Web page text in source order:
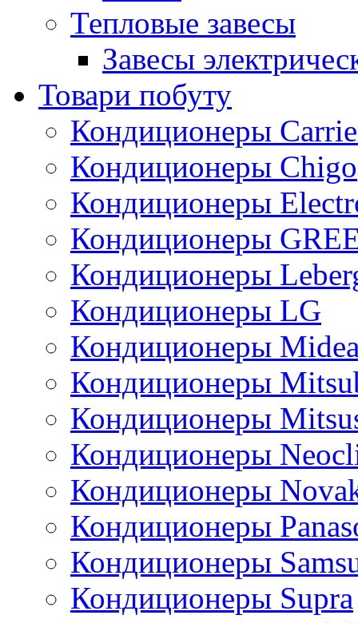
Тепловые завесы
Завесы
Товари побуту
Кондиционеры
Кондиционеры Chigo
Кондиционеры
Кондиционеры
Кондиционеры
Кондиционеры LG
Кондиционеры
Кондиционеры
Кондиционеры
Кондиционеры
Кондиционеры
Кондиционеры
Кондиционеры
Кондиционеры Supra